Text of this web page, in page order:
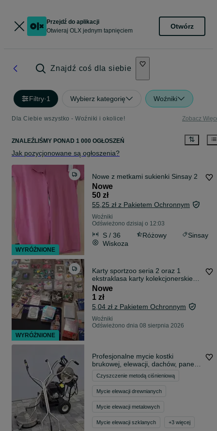
Przejdź do aplikacji
Otwieraj OLX jednym tapnięciem
Otwórz
Znajdź coś dla siebie
Filtry·1 Wybierz kategorię Woźniki
Dla Ciebie wszystko - Woźniki i okolice! Zobacz
ZNALEŹLIŚMY PONAD 1 000 OGŁOSZEŃ
Jak pozycjonowane są ogłoszenia?
Nowe z metkami sukienki Sinsay 2
Nowe
50 zł
55,25 zł z Pakietem Ochronnym
Woźniki
Odświeżono dzisiaj o 12:03
S / 36 Różowy
Sinsay
Wiskoza
Karty sportzoo seria 2 oraz 1
ekstraklasa karty kolekcjonerskie
uzupełnię braki
Nowe
1 zł
5,04 zł z Pakietem Ochronnym
Woźniki
Odświeżono dnia 08 sierpnia 2026
Profesjonalne mycie kostki
brukowej, elewacji, dachów, paneli,
usuwanie mchu i plam
Czyszczenie metodą ciśnieniową
Mycie elewacji drewnianych
Mycie elewacji metalowych
Mycie elewacji szklanych +3 więcej
WYRÓŻNIONE
WYRÓŻNIONE